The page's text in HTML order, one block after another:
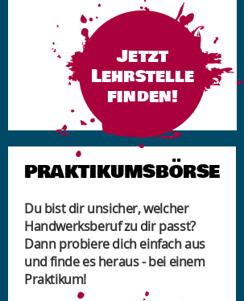
Jetzt
Lehrstelle
finden!
PRAKTIKUMSBÖRSE
Du bist dir unsicher, welcher
Handwerksberuf zu dir passt?
Dann probiere dich einfach aus
und finde es heraus - bei einem
Praktikum!